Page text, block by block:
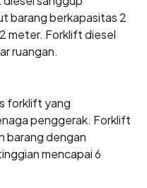
barang berkapasitas 2
meter. Forklift diesel
ruangan.
forklift yang
penggerak. Forklift
barang dengan
mencapai 6